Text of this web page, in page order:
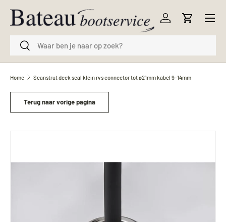
Ga naar inhoud
ZoekenZoeken
Inloggen
Menu
Home Scanstrut deck seal klein rvs connector tot ø21mm kabel 9-14mm
Terug naar vorige pagina